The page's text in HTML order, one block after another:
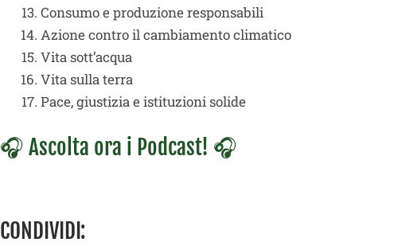
Consumo e produzione responsabili
Azione contro il cambiamento climatico
Vita sott’acqua
Vita sulla terra
Pace, giustizia e istituzioni solide
🎧 Ascolta ora i Podcast! 🎧
CONDIVIDI: